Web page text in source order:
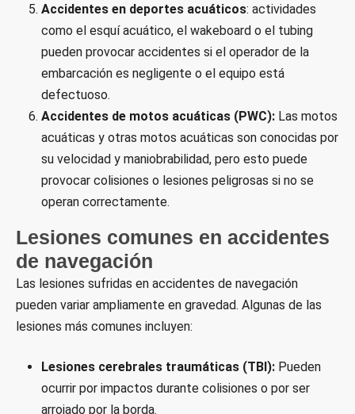
Accidentes en deportes acuáticos: actividades
como el esquí acuático, el wakeboard o el tubing
pueden provocar accidentes si el operador de la
embarcación es negligente o el equipo está
defectuoso.
Accidentes de motos acuáticas (PWC): Las motos
acuáticas y otras motos acuáticas son conocidas por
su velocidad y maniobrabilidad, pero esto puede
provocar colisiones o lesiones peligrosas si no se
operan correctamente.
Lesiones comunes en accidentes
de navegación
Las lesiones sufridas en accidentes de navegación
pueden variar ampliamente en gravedad. Algunas de las
lesiones más comunes incluyen:
Lesiones cerebrales traumáticas (TBI): Pueden
ocurrir por impactos durante colisiones o por ser
arrojado por la borda.